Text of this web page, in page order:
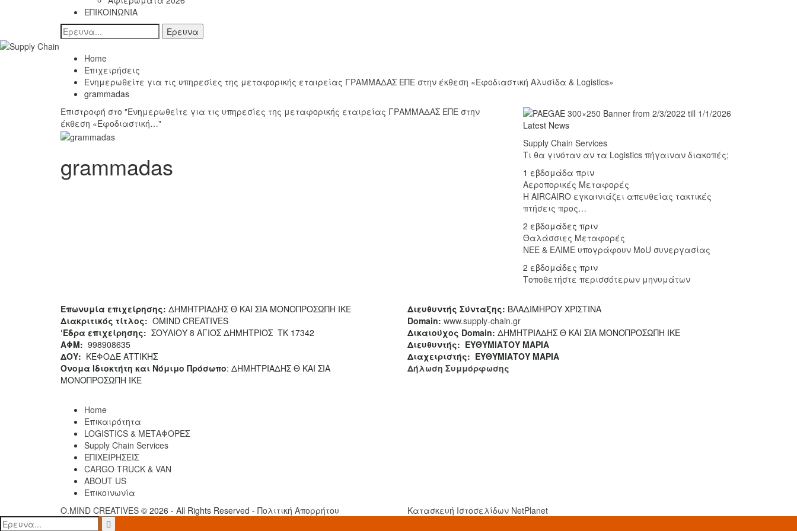
ΕΠΙΚΟΙΝΩΝΙΑ
Home
Επιχειρήσεις
Ενημερωθείτε για τις υπηρεσίες της μεταφορικής εταιρείας ΓΡΑΜΜΑΔΑΣ ΕΠΕ στην έκθεση «Εφοδιαστική Αλυσίδα & Logistics»
grammadas
Επιστροφή στο "Ενημερωθείτε για τις υπηρεσίες της μεταφορικής εταιρείας ΓΡΑΜΜΑΔΑΣ ΕΠΕ στην
έκθεση «Εφοδιαστική…"
grammadas
Latest News
Supply Chain Services
Τι θα γινόταν αν τα Logistics πήγαιναν διακοπές;
1 εβδομάδα πριν
Αεροπορικές Μεταφορές
Η AIRCAIRO εγκαινιάζει απευθείας τακτικές
πτήσεις προς…
2 εβδομάδες πριν
Θαλάσσιες Μεταφορές
ΝΕΕ & ΕΛΙΜΕ υπογράφουν MoU συνεργασίας
2 εβδομάδες πριν
Τοποθετήστε περισσότερων μηνυμάτων
Επωνυμία επιχείρησης: ΔΗΜΗΤΡΙΑΔΗΣ Θ ΚΑΙ ΣΙΑ ΜΟΝΟΠΡΟΣΩΠΗ ΙΚΕ
Διακριτικός τίτλος: ΟΜΙΝD CREATIVES
‘Eδρα επιχείρησης: ΣΟΥΛΙΟΥ 8 ΑΓΙΟΣ ΔΗΜΗΤΡΙΟΣ ΤΚ 17342
ΑΦΜ: 998908635
ΔΟΥ: ΚΕΦΟΔΕ ΑΤΤΙΚΗΣ
Όνομα Ιδιοκτήτη και Νόμιμο Πρόσωπο: ΔΗΜΗΤΡΙΑΔΗΣ Θ ΚΑΙ ΣΙΑ
ΜΟΝΟΠΡΟΣΩΠΗ ΙΚΕ
Διευθυντής Σύνταξης: ΒΛΑΔΙΜΗΡΟΥ ΧΡΙΣΤΙΝΑ
Domain: www.supply-chain.gr
Δικαιούχος Domain: ΔΗΜΗΤΡΙΑΔΗΣ Θ ΚΑΙ ΣΙΑ ΜΟΝΟΠΡΟΣΩΠΗ ΙΚΕ
Διευθυντής: ΕΥΘΥΜΙΑΤΟΥ ΜΑΡΙΑ
Διαχειριστής: ΕΥΘΥΜΙΑΤΟΥ ΜΑΡΙΑ
Δήλωση Συμμόρφωσης
Home
Επικαιρότητα
LOGISTICS & ΜΕΤΑΦΟΡΕΣ
Supply Chain Services
ΕΠΙΧΕΙΡΗΣΕΙΣ
CARGO TRUCK & VAN
ABOUT US
Επικοινωνία
O.MIND CREATIVES © 2026 - All Rights Reserved - Πολιτική Απορρήτου Κατασκευή Ιστοσελίδων NetPlanet